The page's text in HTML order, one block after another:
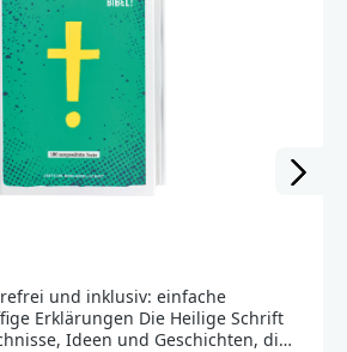
und inklusiv: einfache
Erklärungen Die Heilige Schrift
Ideen und Geschichten, die